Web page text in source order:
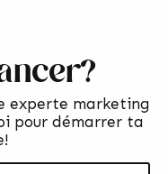
experte marketing
pour démarrer ta